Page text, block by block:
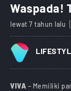
Waspada!
lewat 7 tahun lalu
VIVA – Memiliki